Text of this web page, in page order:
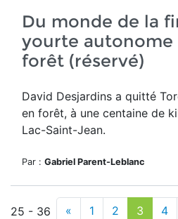
Du monde de la
yourte autonome
forêt (réservé)
David Desjardins a quitté
en forêt, à une centaine de
Lac-Saint-Jean.
Par : Gabriel Parent-Leblanc
25 - 36
« 1 2 3 4